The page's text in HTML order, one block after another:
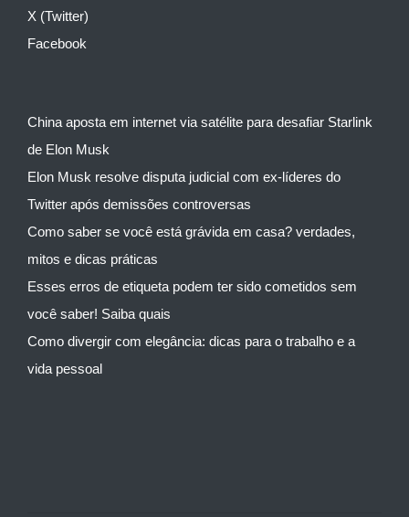
X (Twitter)
Facebook
China aposta em internet via satélite para desafiar Starlink
de Elon Musk
Elon Musk resolve disputa judicial com ex-líderes do
Twitter após demissões controversas
Como saber se você está grávida em casa? verdades,
mitos e dicas práticas
Esses erros de etiqueta podem ter sido cometidos sem
você saber! Saiba quais
Como divergir com elegância: dicas para o trabalho e a
vida pessoal